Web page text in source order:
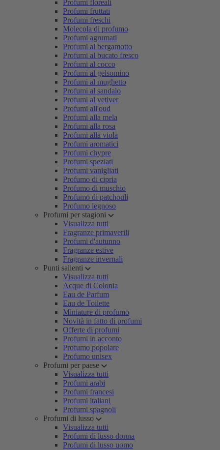
Profumi floreali
Profumi fruttati
Profumi freschi
Molecola di profumo
Profumi agrumati
Profumi al bergamotto
Profumi al bucato fresco
Profumi al cocco
Profumi al gelsomino
Profumi al mughetto
Profumi al sandalo
Profumi al vetiver
Profumi all'oud
Profumi alla mela
Profumi alla rosa
Profumi alla viola
Profumi aromatici
Profumi chypre
Profumi speziati
Profumi vanigliati
Profumo di cipria
Profumo di muschio
Profumo di patchouli
Profumo legnoso
Profumi per stagioni
Visualizza tutti
Fragranze primaverili
Profumi d'autunno
Fragranze estive
Fragranze invernali
Punti salienti
Visualizza tutti
Acque di Colonia
Eau de Parfum
Eau de Toilette
Miniature di profumo
Novità in fatto di profumi
Offerte di profumi
Profumi in acconto
Profumo popolare
Profumo unisex
Profumi per paese
Visualizza tutti
Profumi arabi
Profumi francesi
Profumi italiani
Profumi spagnoli
Profumi di lusso
Visualizza tutti
Profumi di lusso donna
Profumi di lusso uomo